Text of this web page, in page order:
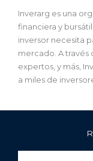
Inverarg es una
financiera y
inversor necesita
mercado. A través
expertos, y más,
a miles de